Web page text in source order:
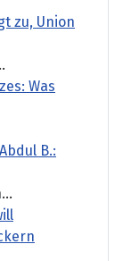
zu, Union
Was
B.: